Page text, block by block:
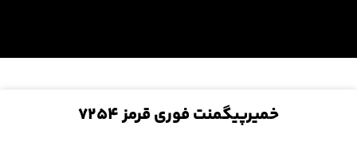
خمیرپیگمنت فوری قرمز ۷۲۵۴